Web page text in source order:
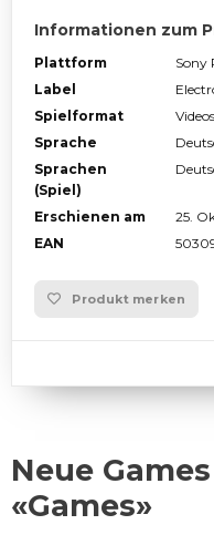
Informationen zum
Plattform
Sony
Label
Spielformat
Sprache
Sprachen
(Spiel)
Erschienen am
25.
EAN
Produkt merken
Neue
«Games»